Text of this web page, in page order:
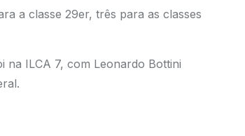
a classe 29er, três para as classes
na ILCA 7, com Leonardo Bottini